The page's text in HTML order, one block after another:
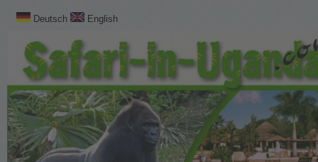
Deutsch English